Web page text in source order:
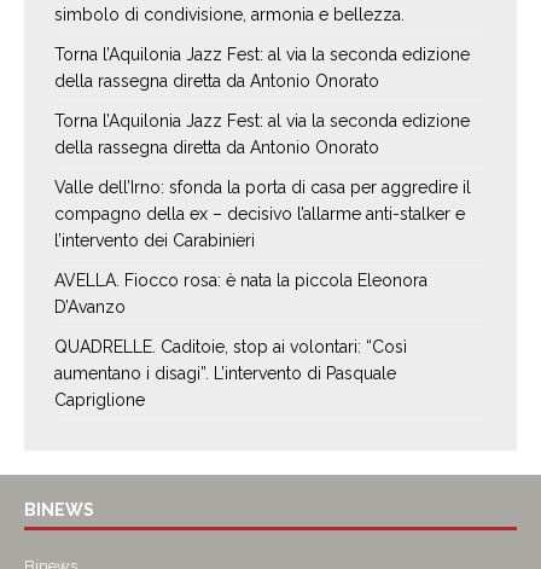
simbolo di condivisione, armonia e bellezza.
Torna l’Aquilonia Jazz Fest: al via la seconda edizione
della rassegna diretta da Antonio Onorato
Torna l’Aquilonia Jazz Fest: al via la seconda edizione
della rassegna diretta da Antonio Onorato
Valle dell’Irno: sfonda la porta di casa per aggredire il
compagno della ex – decisivo l’allarme anti-stalker e
l’intervento dei Carabinieri
AVELLA. Fiocco rosa: è nata la piccola Eleonora
D’Avanzo
QUADRELLE. Caditoie, stop ai volontari: “Così
aumentano i disagi”. L’intervento di Pasquale
Capriglione
BINEWS